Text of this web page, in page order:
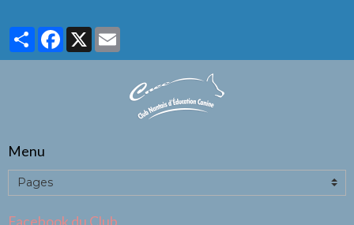
PartagerFacebook
X
Menu
Facebook du Club